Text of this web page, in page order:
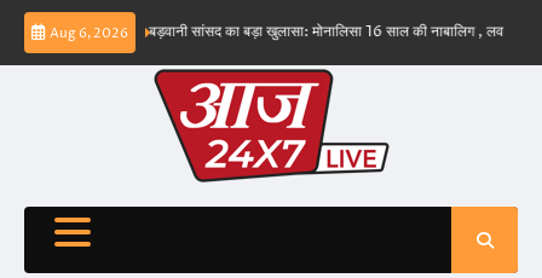
Skip
content
Aug 6, 2026
नहीं – ईरान बड़वानी सांसद का बड़ा खुलासा: मोनालिसा 16 साल की नाबालिग , लव जिहाद के